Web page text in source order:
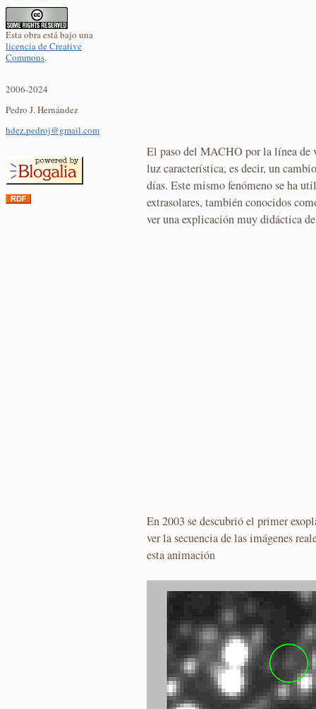
Esta obra está bajo una
licencia de Creative
Commons.
2006-2024
Pedro J. Hernández
hdez.pedroj@gmail.com
El paso del MACHO por la línea de
luz característica, es decir, un
días. Este mismo fenómeno se ha
extrasolares, también conocidos
ver una explicación muy didáctica
En 2003 se descubrió el primer
ver la secuencia de las imágenes
esta animación